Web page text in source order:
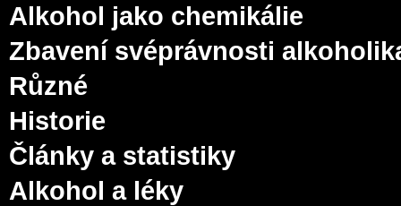
Alkohol jako chemikálie
Zbavení svéprávnosti
Různé
Historie
Články a statistiky
Alkohol a léky